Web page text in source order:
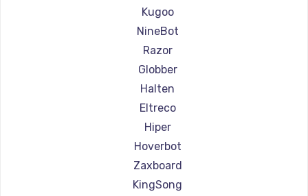
Ремонт самокатов KIRIN
Kugoo
NineBot
Razor
Globber
Halten
Eltreco
Hiper
Hoverbot
Zaxboard
KingSong